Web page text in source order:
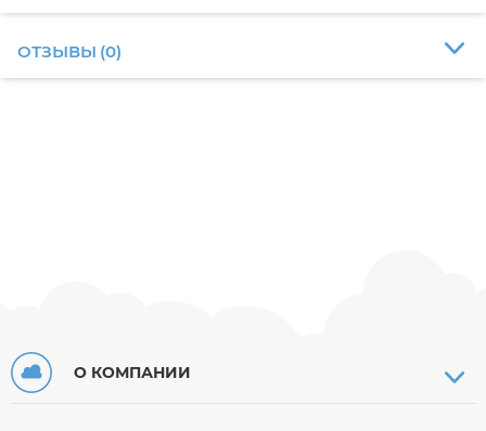
ОТЗЫВЫ (0)
О КОМПАНИИ